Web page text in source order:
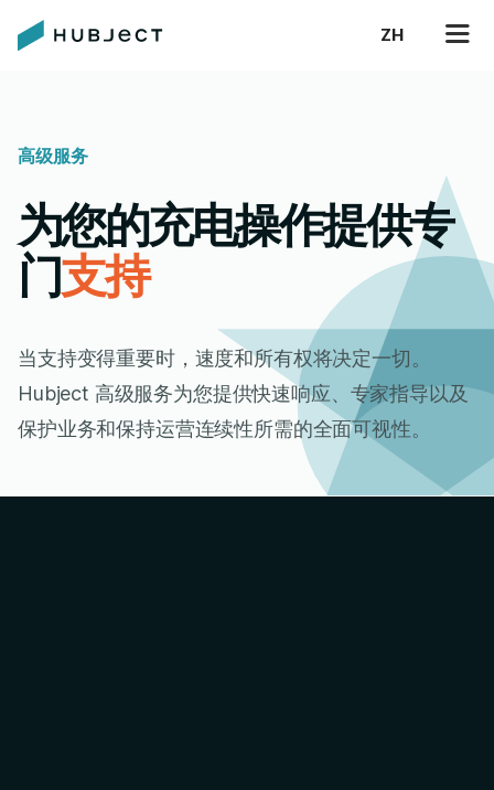
ZH
高级服务
为您的充电操作提供专
门支持
当支持变得重要时，速度和所有权将决定一切。
Hubject 高级服务为您提供快速响应、专家指导以及
保护业务和保持运营连续性所需的全面可视性。